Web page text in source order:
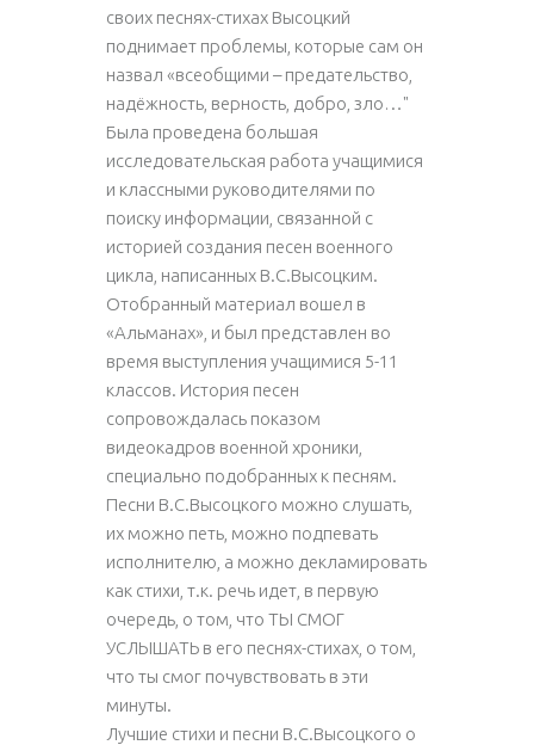
своих песнях-стихах Высоцкий
поднимает проблемы, которые сам он
назвал «всеобщими – предательство,
надёжность, верность, добро, зло…"
Была проведена большая
исследовательская работа учащимися
и классными руководителями по
поиску информации, связанной с
историей создания песен военного
цикла, написанных В.С.Высоцким.
Отобранный материал вошел в
«Альманах», и был представлен во
время выступления учащимися 5-11
классов. История песен
сопровождалась показом
видеокадров военной хроники,
специально подобранных к песням.
Песни В.С.Высоцкого можно слушать,
их можно петь, можно подпевать
исполнителю, а можно декламировать
как стихи, т.к. речь идет, в первую
очередь, о том, что ТЫ СМОГ
УСЛЫШАТЬ в его песнях-стихах, о том,
что ты смог почувствовать в эти
минуты.
Лучшие стихи и песни В.С.Высоцкого о